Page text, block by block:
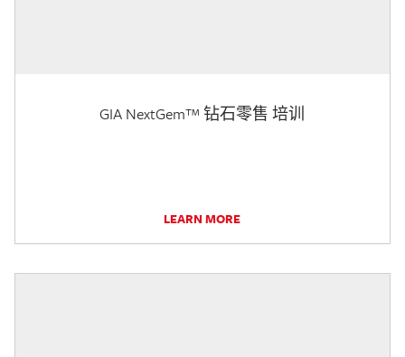
GIA NextGem™ 钻石零售 培训
LEARN MORE